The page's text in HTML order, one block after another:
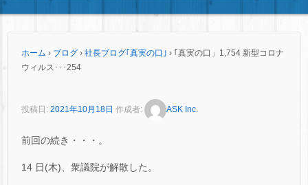
ホーム › ブログ › 社長ブログ｢真実の口｣ › ｢真実の口」1,754 新型コロナ
ウィルス･･･254
投稿日: 2021年10月18日 作成者: ASK Inc.
前回の続き・・・。
14 日(木)、衆議院が解散した。